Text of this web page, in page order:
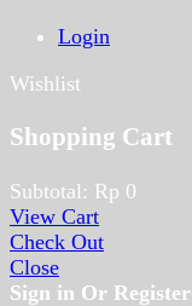
Login
Wishlist
Shopping Cart
Subtotal: Rp 0
View Cart
Check Out
Close
Sign in Or Register